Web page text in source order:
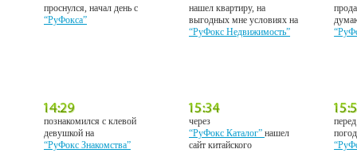
проснулся, начал день с
“РуФокса”
нашел квартиру, на
выгодных мне условиях на
“РуФокс Недвижимость”
познакомился с клевой
девушкой на
“РуФокс Знакомства”
через
“РуФокс Каталог”нашел
сайт китайского